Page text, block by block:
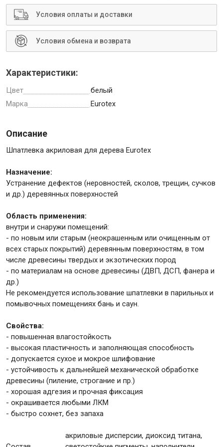
Условия оплаты и доставки
Условия обмена и возврата
Характеристики:
Цвет
белый
Марка
Eurotex
Описание
Шпатлевка акриловая для дерева Eurotex
Назначение:
Устранение дефектов (неровностей, сколов, трещин, сучков
и др.) деревянных поверхностей
Область применения:
внутри и снаружи помещений:
- по новым или старым (неокрашенным или очищенным от
всех старых покрытий) деревянным поверхностям, в том
числе древесины твердых и экзотических пород
- по материалам на основе древесины (ДВП, ДСП, фанера и
др.)
Не рекомендуется использование шпатлевки в парильных и
помывочных помещениях бань и саун.
Свойства:
- повышенная влагостойкость
- высокая пластичность и заполняющая способность
- допускается сухое и мокрое шлифование
- устойчивость к дальнейшей механической обработке
древесины (пиление, строгание и пр.)
- хорошая адгезия и прочная фиксация
- окрашивается любыми ЛКМ
- быстро сохнет, без запаха
акриловые дисперсии, диоксид титана,
Инструменты
Малярный инструмент
Специализированный инструмент
Сантехника
Крепежи
Монтажные ленты
Всё для дома и сада
Товары для бани и сауны
Оборудование для клининга и уборки